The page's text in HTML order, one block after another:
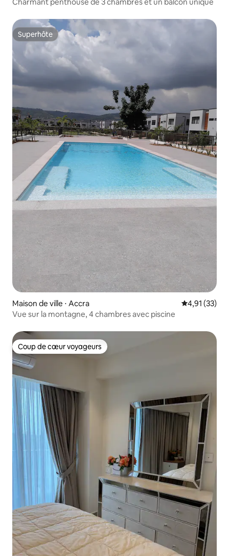
Superhôte
Superhôte
Maison de ville ⋅ Accra Évaluation
4,91 (33)
Vue sur la montagne, 4 chambres avec piscine
Coup de cœur voyageurs
Coup de cœur voyageurs